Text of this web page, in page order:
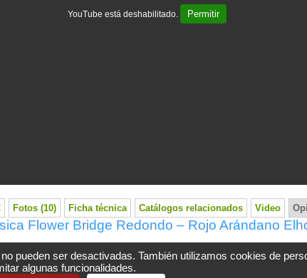
YouTube está deshabilitado. Permitir
Fotos (10) Ficha técnica Catálogos relacionados Video
Flower Bridge Redondo – Rojo Arándano
pueden ser desactivadas. También utilizamos cookies de
algunas funcionalidades.